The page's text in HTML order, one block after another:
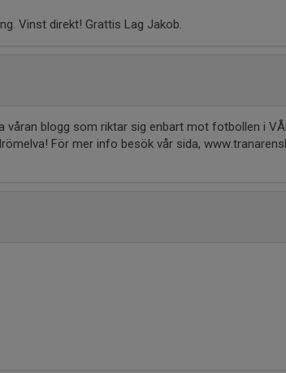
Vinst direkt! Grattis Lag Jakob.
våran blogg som riktar sig enbart mot fotbollen i
För mer info besök vår sida,